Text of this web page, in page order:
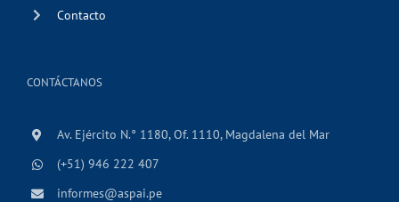
Contacto
CONTÁCTANOS
Av. Ejército N.° 1180, Of. 1110, Magdalena del Mar
(+51) 946 222 407
informes@aspai.pe